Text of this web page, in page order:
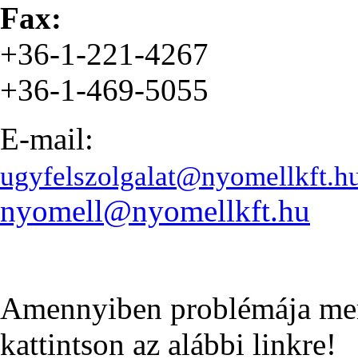
Fax:
+36-1-221-4267
+36-1-469-5055
E-mail:
nyomell@nyomellkft.hu
Amennyiben problémája
kattintson az alábbi linkre!